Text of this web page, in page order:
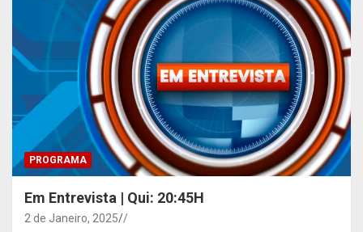
PROGRAMA
Em Entrevista | Qui: 20:45H
2 de Janeiro, 2025 /